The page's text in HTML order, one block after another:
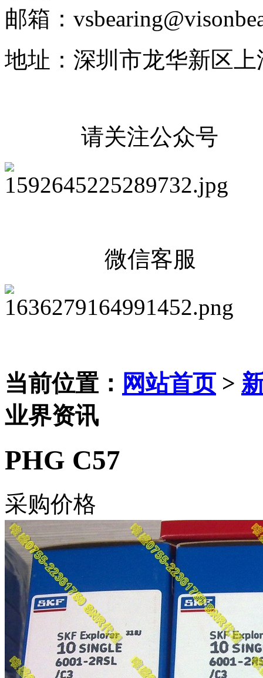
邮箱：
地址：深圳市龙华新区
请关注公众号
微信客服
当前位置： 网站首页>
业界资讯
PHG C57
采购价格